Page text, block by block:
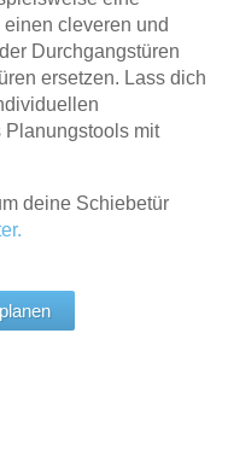
cleveren und
Durchgangstüren
ersetzen. Lass dich
Planungstools mit
deine Schiebetür